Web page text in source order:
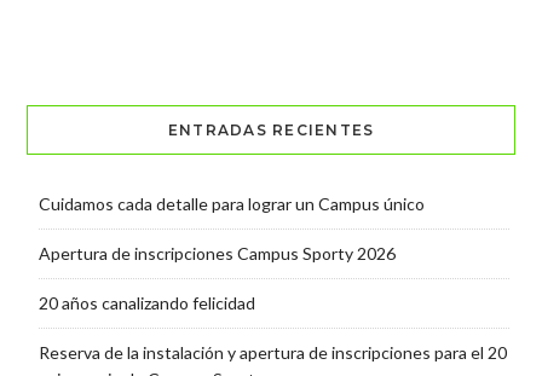
ENTRADAS RECIENTES
Cuidamos cada detalle para lograr un Campus único
Apertura de inscripciones Campus Sporty 2026
20 años canalizando felicidad
Reserva de la instalación y apertura de inscripciones para el 20